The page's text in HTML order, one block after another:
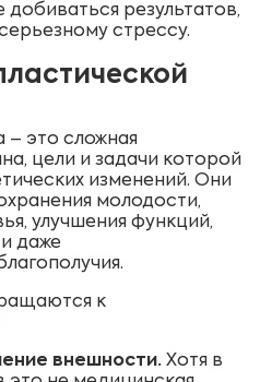
результатов,
стрессу.
– это сложная
цели и задачи которой
изменений. Они
молодости,
улучшения функций,
даже
к
внешности. Хотя в